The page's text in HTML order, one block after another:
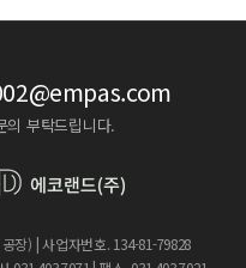
의 부탁드립니다.
장) | 사업자번호. 134-81-79828